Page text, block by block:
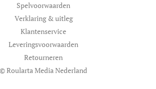
Spelvoorwaarden
Verklaring & uitleg
Klantenservice
Leveringsvoorwaarden
Retourneren
© Roularta Media Nederland